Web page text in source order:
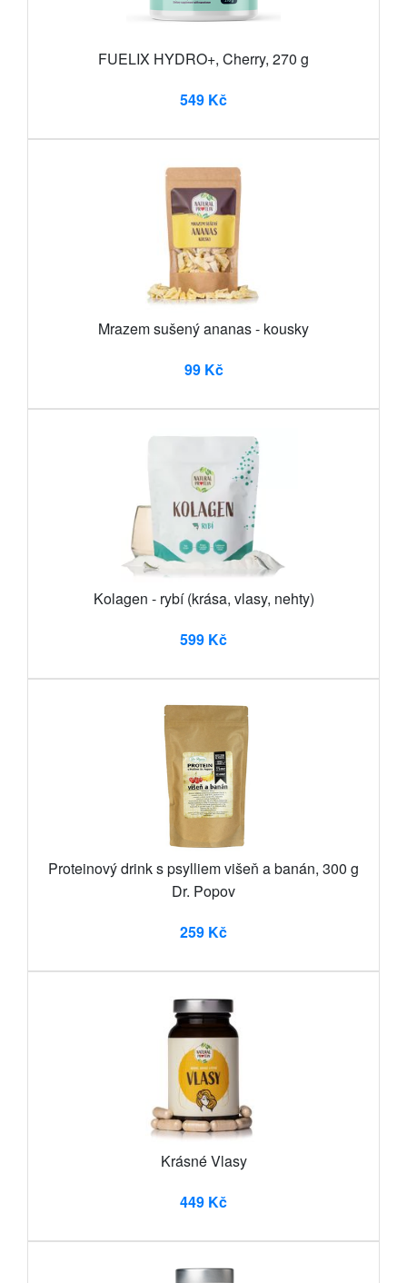
FUELIX HYDRO+, Cherry, 270 g
549 Kč
Mrazem sušený ananas - kousky
99 Kč
Kolagen - rybí (krása, vlasy, nehty)
599 Kč
Proteinový drink s psylliem višeň a banán, 300 g
Dr. Popov
259 Kč
Krásné Vlasy
449 Kč